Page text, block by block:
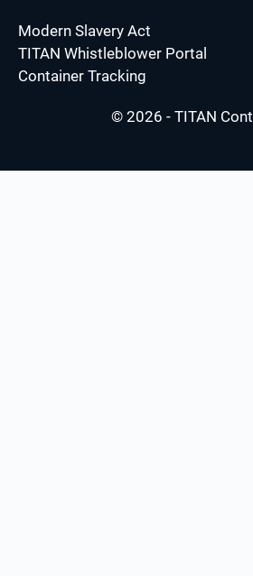
Modern Slavery Act
TITAN Whistleblower Portal
Container Tracking
© 2026 - TITAN